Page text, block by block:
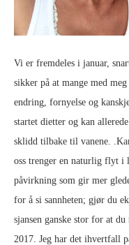
Vi er fremdeles i januar,
sikker på at mange med
endring, fornyelse og
startet dietter og kan
sklidd tilbake til vanene.
oss trenger en naturlig flyt i
påvirkning som gir mer
for å si sannheten; gjør du
sjansen ganske stor for at
2017. Jeg har det ihvertfall